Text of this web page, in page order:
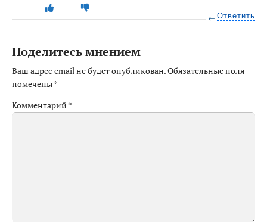
Ответить
Поделитесь мнением
Ваш адрес email не будет опубликован.Обязательные поля
помечены*
Комментарий *